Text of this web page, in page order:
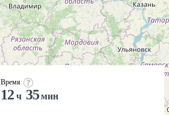
Время
12 ч 35 мин